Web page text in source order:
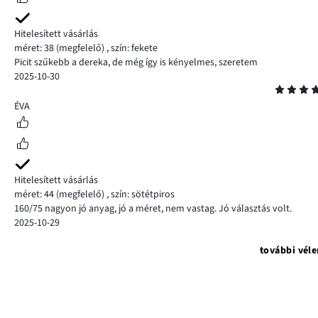
Hitelesített vásárlás
méret: 38 (megfelelő) ,szín: fekete
Picit szűkebb a dereka, de még így is kényelmes, szeretem
2025-10-30
5
ÉVA
Hitelesített vásárlás
méret: 44 (megfelelő) ,szín: sötétpiros
160/75 nagyon jó anyag, jó a méret, nem vastag. Jó választás volt.
2025-10-29
további